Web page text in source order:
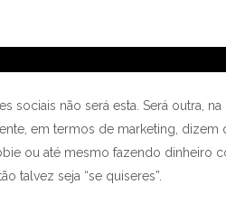
sociais não será esta. Será outra, na
em termos de marketing, dizem
ou até mesmo fazendo dinheiro
talvez seja “se quiseres”.